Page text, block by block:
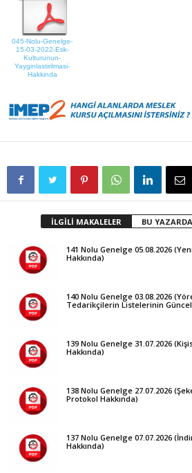
045-Nolu-Genelge-
15-03-2022-Etik-
Kulturunun-
Yayginlastirilmasi-
Hakkinda
İLGİLİ MAKALELER BU
141 Nolu Genelge 05.08.2026
Hakkında)
140 Nolu Genelge 03.08.2026
Tedarikçilerin Listelerinin
139 Nolu Genelge 31.07.2026
Hakkında)
138 Nolu Genelge 27.07.2026
Protokol Hakkında)
137 Nolu Genelge 07.07.2026
Hakkında)